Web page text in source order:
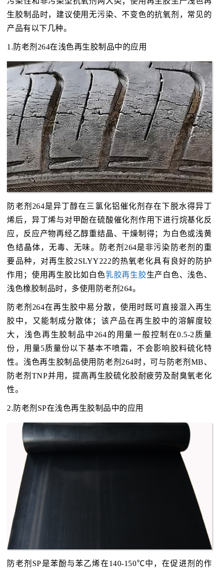
生胶制品时，建议使用无污染、不变色的抗氧剂，常见的
产品有以下几种。
1.防老剂264在浅色再生胶制品中的应用
防老剂264是异丁醇在三氯化铝催化剂存在下脱水得异丁
烯后，异丁烯与对甲酚在硫酸催化剂作用下进行烷基化反
应，反应产物再经乙醇重结晶、干燥制得；为白色或浅黄
色结晶体，无毒、无味。防老剂264是非污染防老剂的重
要品种，对再生胶2SLYY222的热氧老化具有良好的防护
作用；使用再生胶比如白色乳胶再生胶生产白色、浅色、
浅色橡胶制品时，多使用防老剂264。
防老剂264在再生胶中易分散，使用时既可直接混入再生
胶中，又能制成分散体；该产品在再生胶中的溶解度较
大，浅色再生胶制品中264的用量一般控制在0.5-2质量
份，用量5质量份以下基本不喷霜，不会影响胶料硫化特
性。浅色再生胶制品使用防老剂264时，可与防老剂MB、
防老剂TNP并用，提高再生胶硫化胶耐疲劳及耐臭氧老化
性。
2.防老剂SP在浅色再生胶制品中的应用
防老剂SP是苯酚与苯乙烯在140-150℃中，在促进剂的作